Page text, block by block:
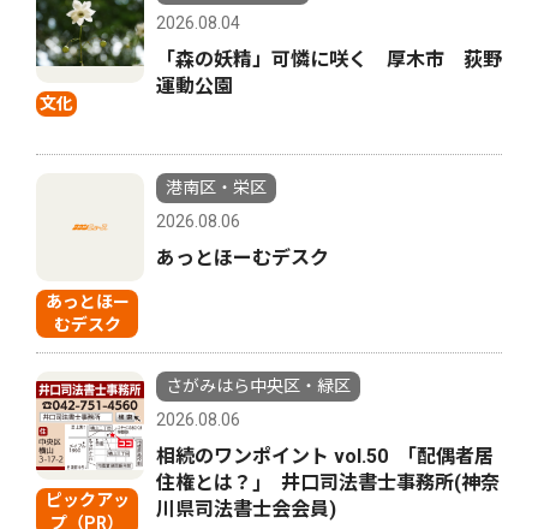
文化
2026.08.04
「森の妖精」可憐に咲く 厚木市 荻野
運動公園
あっとほー
むデスク
港南区・栄区
2026.08.06
あっとほーむデスク
ピックアッ
プ（PR）
さがみはら中央区・緑区
2026.08.06
相続のワンポイント vol.50 ｢配偶者居
住権とは？｣ 井口司法書士事務所(神奈
川県司法書士会会員)